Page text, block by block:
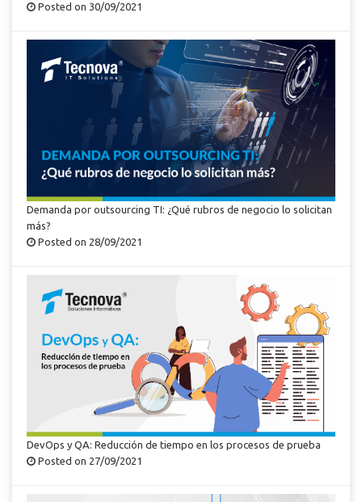
Posted on 30/09/2021
Demanda por outsourcing TI: ¿Qué rubros de negocio lo solicitan
más?
Posted on 28/09/2021
DevOps y QA: Reducción de tiempo en los procesos de prueba
Posted on 27/09/2021